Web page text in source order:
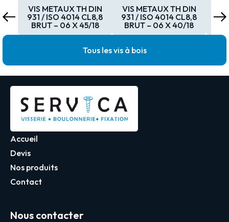
VIS METAUX TH DIN
931 / ISO 4014 CL8,8
BRUT – 06 X 45/18
VIS METAUX TH DIN
931 / ISO 4014 CL8,8
BRUT – 06 X 40/18
Tous les vis à bois
Accueil
Devis
Nos produits
Contact
Nous contacter